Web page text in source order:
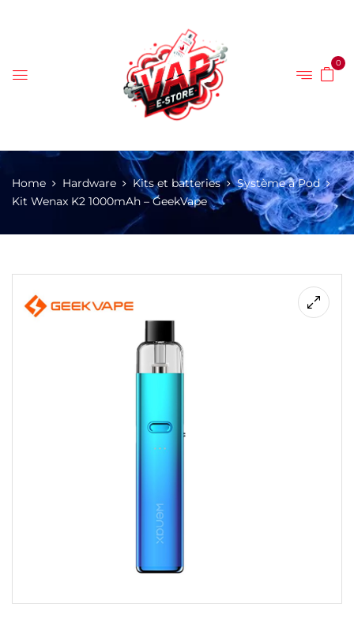
0
Home Hardware Kits et batteries
Système à Pod
Kit Wenax K2 1000mAh – GeekVape